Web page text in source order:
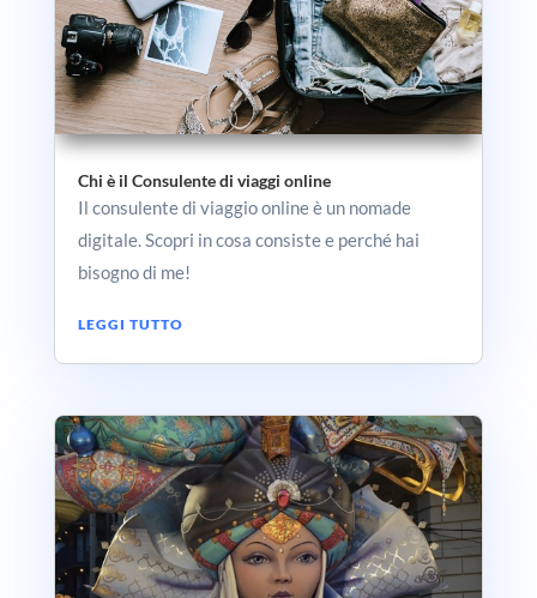
Chi è il Consulente di viaggi online
Il consulente di viaggio online è un nomade
digitale. Scopri in cosa consiste e perché hai
bisogno di me!
LEGGI TUTTO